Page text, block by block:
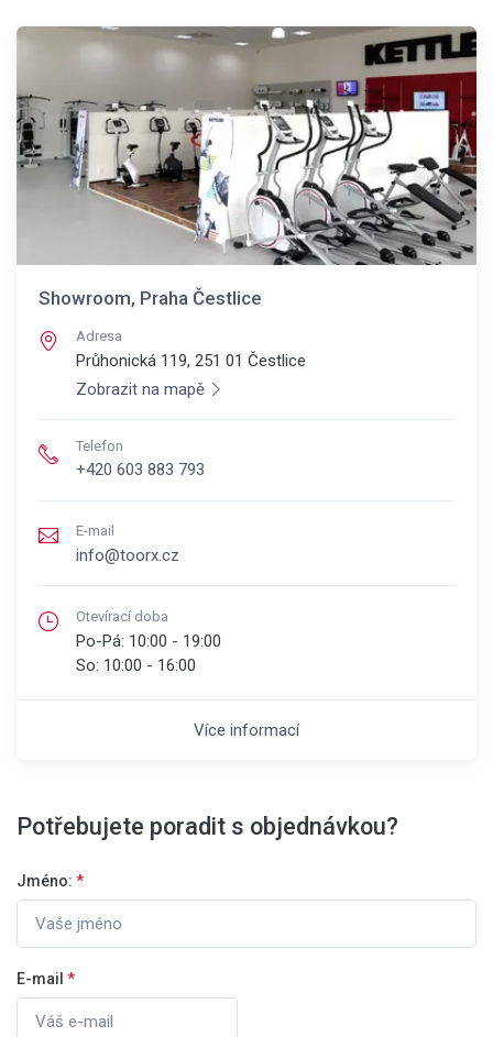
Showroom, Praha Čestlice
Adresa
Průhonická 119, 251 01 Čestlice
Zobrazit na mapě
Telefon
+420 603 883 793
E-mail
info@toorx.cz
Otevírací doba
Po-Pá: 10:00 - 19:00
So: 10:00 - 16:00
Více informací
Potřebujete poradit s objednávkou?
Jméno: *
E-mail *